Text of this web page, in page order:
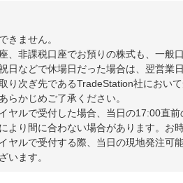
きません。
、非課税口座でお預りの株式も、一般
日などで休場日だった場合は、翌営業
り次ぎ先であるTradeStation社におい
らかじめご了承ください。
ヤルで受付した場合、当日の17:00直
より間に合わない場合があります。お
ヤルで受付する際、当日の現地発注可
います。